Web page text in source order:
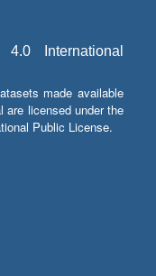
International
made available
are licensed under the
Public License.